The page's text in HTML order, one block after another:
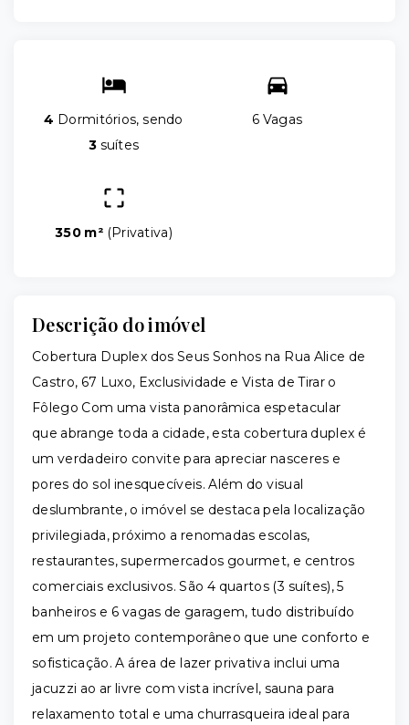
4 Dormitórios, sendo
3suítes
6 Vagas
350 m² (Privativa)
Descrição do imóvel
Cobertura Duplex dos Seus Sonhos na Rua Alice de
Castro, 67 Luxo, Exclusividade e Vista de Tirar o
Fôlego Com uma vista panorâmica espetacular
que abrange toda a cidade, esta cobertura duplex é
um verdadeiro convite para apreciar nasceres e
pores do sol inesquecíveis. Além do visual
deslumbrante, o imóvel se destaca pela localização
privilegiada, próximo a renomadas escolas,
restaurantes, supermercados gourmet, e centros
comerciais exclusivos. São 4 quartos (3 suítes), 5
banheiros e 6 vagas de garagem, tudo distribuído
em um projeto contemporâneo que une conforto e
sofisticação. A área de lazer privativa inclui uma
jacuzzi ao ar livre com vista incrível, sauna para
relaxamento total e uma churrasqueira ideal para